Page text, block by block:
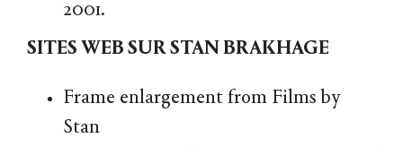
2001.
SITES WEB SUR STAN BRAKHAGE
Frame enlargement from Films by
Stan